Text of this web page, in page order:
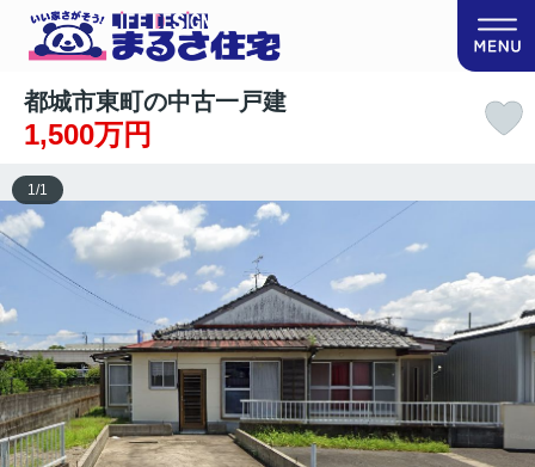
都城市東町の中古一戸建
1,500万円
1/1